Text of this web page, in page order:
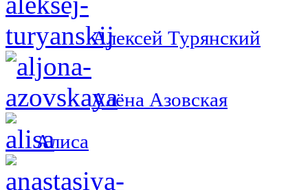
Алексей Турянский
Алёна Азовская
Алиса